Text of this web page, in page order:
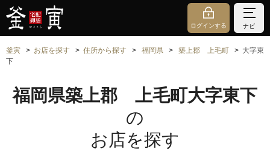
ログインする ナビ
釜寅 お店を探す 住所から探す 福岡県 築上郡 上毛町
大字東
下
福岡県築上郡 上毛町大字東下
の
お店を探す